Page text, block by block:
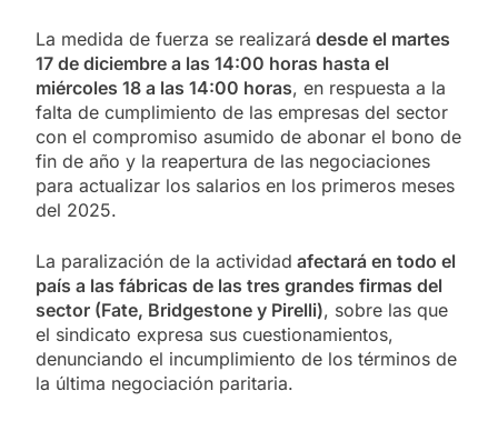
La medida de fuerza se realizará desde el martes
17 de diciembre a las 14:00 horas hasta el
miércoles 18 a las 14:00 horas, en respuesta a la
falta de cumplimiento de las empresas del sector
con el compromiso asumido de abonar el bono de
fin de año y la reapertura de las negociaciones
para actualizar los salarios en los primeros meses
del 2025.
La paralización de la actividad afectará en todo el
país a las fábricas de las tres grandes firmas del
sector (Fate, Bridgestone y Pirelli), sobre las que
el sindicato expresa sus cuestionamientos,
denunciando el incumplimiento de los términos de
la última negociación paritaria.